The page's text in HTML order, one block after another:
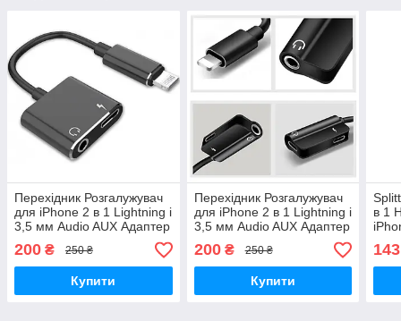
Перехідник Розгалужувач
для iPhone 2 в 1 Lightning і
3,5 мм Audio AUX Адаптер
Сплітер для
Прослуховування Музики
200 ₴ 250 ₴
Купити
Перехідник Розгалужувач
для iPhone 2 в 1 Lightning і
3,5 мм Audio AUX Адаптер
Сплітер для
Прослуховування Музики
200₴ 250 ₴
Купити
в 1
143